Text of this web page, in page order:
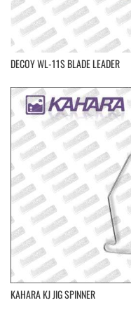
DECOY WL-11S BLADE LEADER
KAHARA KJ JIG SPINNER